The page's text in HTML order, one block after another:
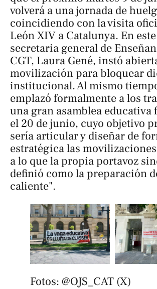
volverá a una jornada de
coincidiendo con la visita
León XIV a Catalunya. En
secretaria general de
CGT, Laura Gené, instó
movilización para bloquear
institucional. Al mismo
emplazó formalmente a los
una gran asamblea educativa
el 20 de junio, cuyo objetivo
sería articular y diseñar de
estratégica las
a lo que la propia portavoz
definió como la preparación
caliente".
Fotos: @OJS_CAT (X)